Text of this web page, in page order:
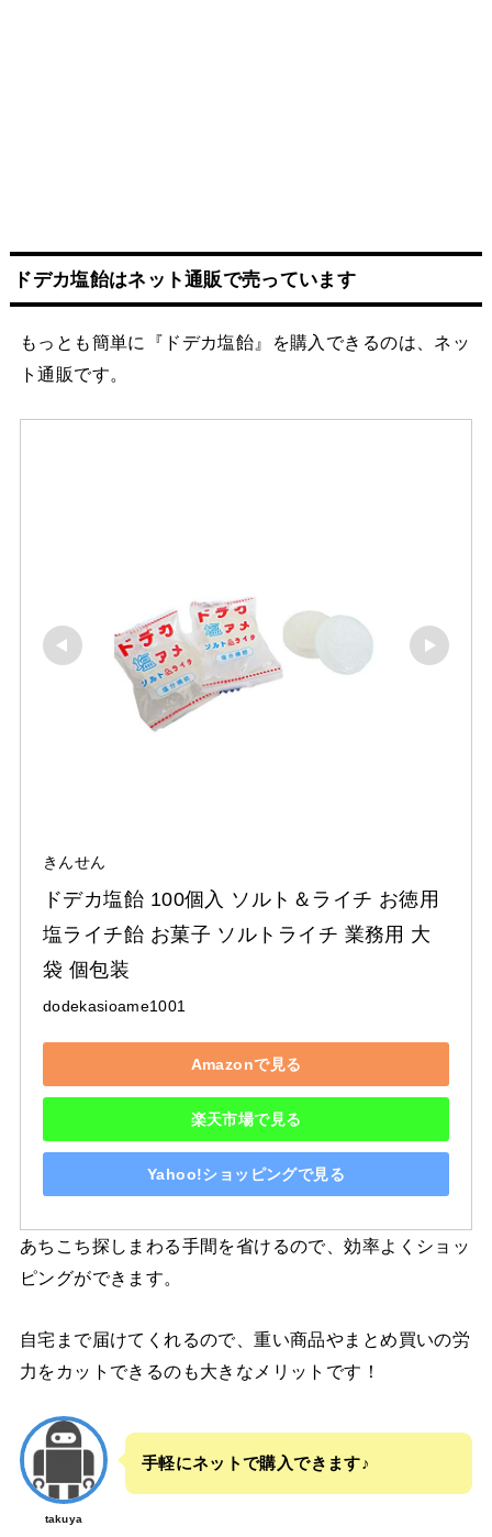
ドデカ塩飴はネット通販で売っています
もっとも簡単に『ドデカ塩飴』を購入できるのは、ネッ
ト通販です。
きんせん
ドデカ塩飴 100個入 ソルト＆ライチ お徳用
塩ライチ飴 お菓子 ソルトライチ 業務用 大
袋 個包装
dodekasioame1001
Amazonで見る
楽天市場で見る
Yahoo!ショッピングで見る
あちこち探しまわる手間を省けるので、効率よくショッ
ピングができます。
自宅まで届けてくれるので、重い商品やまとめ買いの労
力をカットできるのも大きなメリットです！
takuya
手軽にネットで購入できます♪